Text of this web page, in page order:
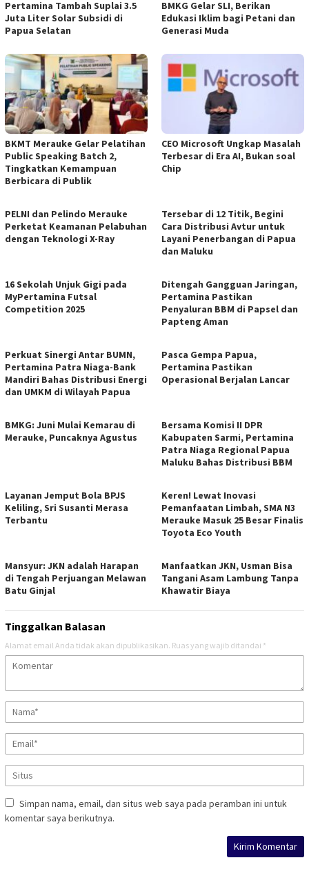
Pertamina Tambah Suplai 3.5
Juta Liter Solar Subsidi di
Papua Selatan
BMKG Gelar SLI, Berikan
Edukasi Iklim bagi Petani dan
Generasi Muda
BKMT Merauke Gelar Pelatihan
Public Speaking Batch 2,
Tingkatkan Kemampuan
Berbicara di Publik
CEO Microsoft Ungkap Masalah
Terbesar di Era AI, Bukan soal
Chip
PELNI dan Pelindo Merauke
Perketat Keamanan Pelabuhan
dengan Teknologi X-Ray
Tersebar di 12 Titik, Begini
Cara Distribusi Avtur untuk
Layani Penerbangan di Papua
dan Maluku
16 Sekolah Unjuk Gigi pada
MyPertamina Futsal
Competition 2025
Ditengah Gangguan Jaringan,
Pertamina Pastikan
Penyaluran BBM di Papsel dan
Papteng Aman
Perkuat Sinergi Antar BUMN,
Pertamina Patra Niaga-Bank
Mandiri Bahas Distribusi Energi
dan UMKM di Wilayah Papua
Pasca Gempa Papua,
Pertamina Pastikan
Operasional Berjalan Lancar
BMKG: Juni Mulai Kemarau di
Merauke, Puncaknya Agustus
Bersama Komisi II DPR
Kabupaten Sarmi, Pertamina
Patra Niaga Regional Papua
Maluku Bahas Distribusi BBM
Layanan Jemput Bola BPJS
Keliling, Sri Susanti Merasa
Terbantu
Keren! Lewat Inovasi
Pemanfaatan Limbah, SMA N3
Merauke Masuk 25 Besar Finalis
Toyota Eco Youth
Mansyur: JKN adalah Harapan
di Tengah Perjuangan Melawan
Batu Ginjal
Manfaatkan JKN, Usman Bisa
Tangani Asam Lambung Tanpa
Khawatir Biaya
Tinggalkan Balasan
Alamat email Anda tidak akan dipublikasikan. Ruas yang wajib ditandai *
Simpan nama, email, dan situs web saya pada peramban ini untuk
komentar saya berikutnya.